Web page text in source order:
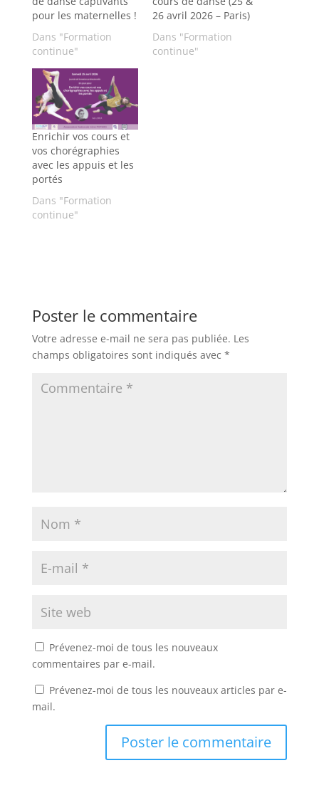
pour les maternelles !
Dans "Formation
continue"
26 avril 2026 – Paris)
Dans "Formation
continue"
Enrichir vos cours et
vos chorégraphies
avec les appuis et les
portés
Dans "Formation
continue"
Poster le commentaire
Votre adresse e-mail ne sera pas publiée. Les
champs obligatoires sont indiqués avec *
Prévenez-moi de tous les nouveaux
commentaires par e-mail.
Prévenez-moi de tous les nouveaux articles par e-
mail.